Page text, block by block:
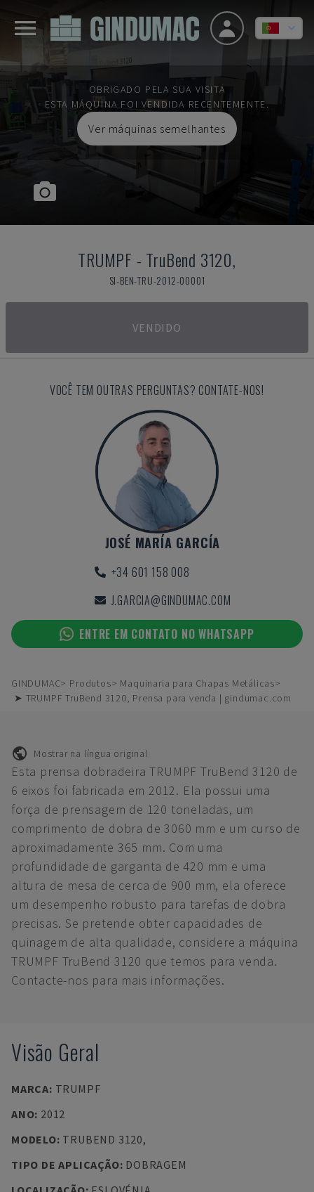
OBRIGADO PELA SUA VISITA
ESTA MÁQUINA FOI VENDIDA RECENTEMENTE.
Ver máquinas semelhantes
TRUMPF - TruBend 3120,
SI-BEN-TRU-2012-00001
VENDIDO
VOCÊ TEM OUTRAS PERGUNTAS? CONTATE-NOS!
JOSÉ MARÍA GARCÍA
+34 601 158 008
J.GARCIA@GINDUMAC.COM
ENTRE EM CONTATO NO WHATSAPP
GINDUMAC Produtos
Maquinaria para Chapas Metálicas
➤ TRUMPF TruBend 3120, Prensa para venda | gindumac.com
Mostrar na língua original
Esta prensa dobradeira TRUMPF TruBend 3120 de
6 eixos foi fabricada em 2012. Ela possui uma
força de prensagem de 120 toneladas, um
comprimento de dobra de 3060 mm e um curso de
aproximadamente 365 mm. Com uma
profundidade de garganta de 420 mm e uma
altura de mesa de cerca de 900 mm, ela oferece
um desempenho robusto para tarefas de dobra
precisas. Se pretende obter capacidades de
quinagem de alta qualidade, considere a máquina
TRUMPF TruBend 3120 que temos para venda.
Contacte-nos para mais informações.
Visão Geral
MARCA: TRUMPF
ANO: 2012
MODELO: TRUBEND 3120,
TIPO DE APLICAÇÃO: DOBRAGEM